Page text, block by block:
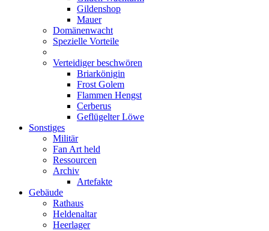
Gildenshop
Mauer
Domänenwacht
Spezielle Vorteile
Verteidiger beschwören
Briarkönigin
Frost Golem
Flammen Hengst
Cerberus
Geflügelter Löwe
Sonstiges
Militär
Fan Art held
Ressourcen
Archiv
Artefakte
Gebäude
Rathaus
Heldenaltar
Heerlager